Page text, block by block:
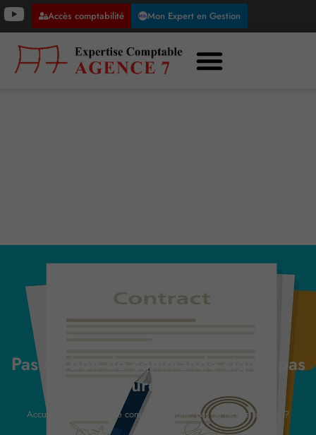
Accès comptabilité Mon Expert en Gestion
Pas de bon de commande signé, pas
de facture à payer ?
Accueil Pas de bon de commande signé, pas de facture à payer ?